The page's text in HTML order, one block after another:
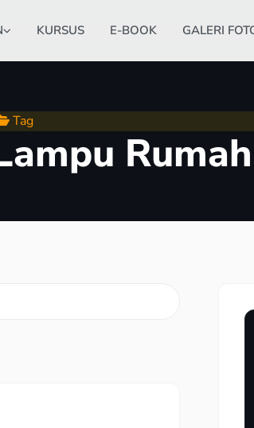
KURSUS E-BOOK GALERI
Tag
Rumah